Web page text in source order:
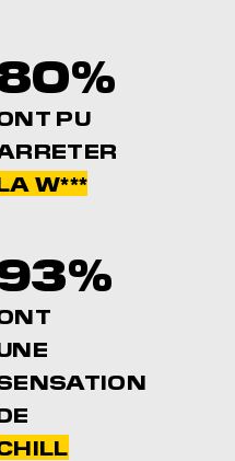
PU
W***